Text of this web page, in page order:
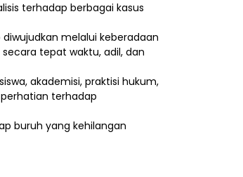
terhadap berbagai kasus
melalui keberadaan
tepat waktu, adil, dan
akademisi, praktisi hukum,
terhadap
buruh yang kehilangan